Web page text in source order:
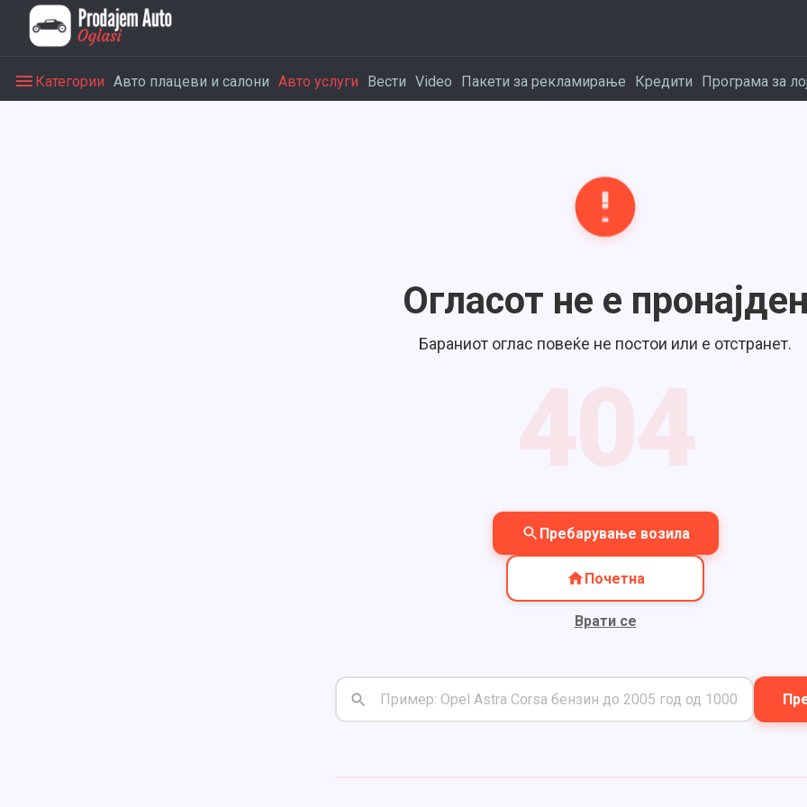
Категории Авто плацеви и салони Авто услуги Вести Video Пакети за рекламирање Кредити Програма за
Огласот не е пронајден
Бараниот оглас повеќе не постои или е отстранет.
Пребарување возила
Почетна
Врати се